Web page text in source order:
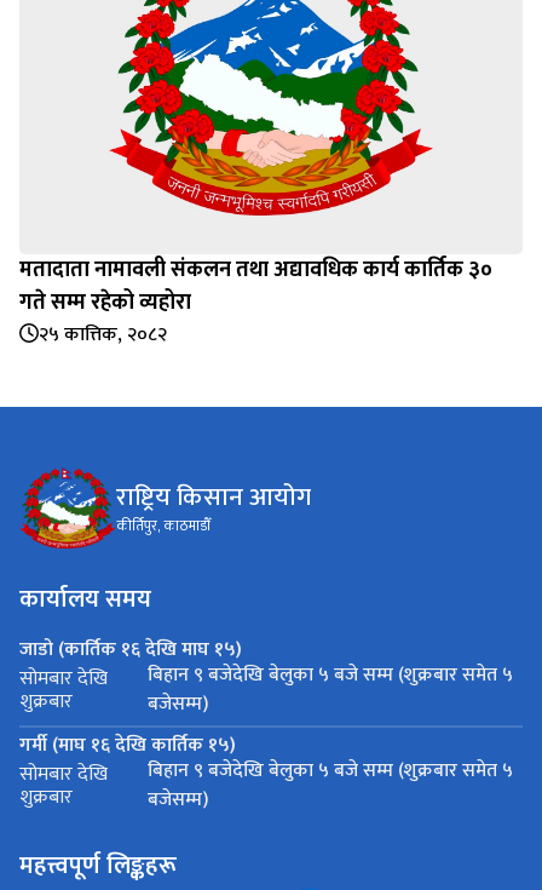
मतादाता नामावली संकलन तथा अद्यावधिक कार्य कार्तिक ३०
गते सम्म रहेको व्यहोरा
२५ कात्तिक, २०८२
राष्ट्रिय किसान आयोग
कीर्तिपुर, काठमाडौँ
कार्यालय समय
जाडो (कार्तिक १६ देखि माघ १५)
सोमबार देखि
शुक्रबार
बिहान ९ बजेदेखि बेलुका ५ बजे सम्म (शुक्रबार समेत ५
बजेसम्म)
गर्मी (माघ १६ देखि कार्तिक १५)
सोमबार देखि
शुक्रबार
बिहान ९ बजेदेखि बेलुका ५ बजे सम्म (शुक्रबार समेत ५
बजेसम्म)
महत्त्वपूर्ण लिङ्कहरू